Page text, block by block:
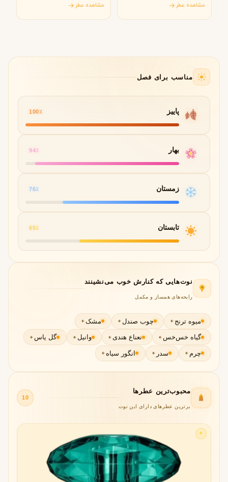
مشاهده عطر مشاهده عطر
مناسب برای فصل
پاییز 100٪
بهار 94٪
زمستان 76٪
تابستان 65٪
نوت‌هایی که کنارش خوب می‌نشینند
رایحه‌های همساز و مکمل
میوه ترنج چوب صندل مشک
گیاه خس‌خس نعناع هندی وانیل گل یاس
چرم سدر انگور سیاه
محبوب‌ترین عطرها
برترین عطرهای دارای این نوت
10
✦